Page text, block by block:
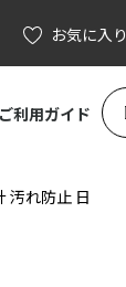
お気に入り
ご利用ガイド
汚れ防止 日